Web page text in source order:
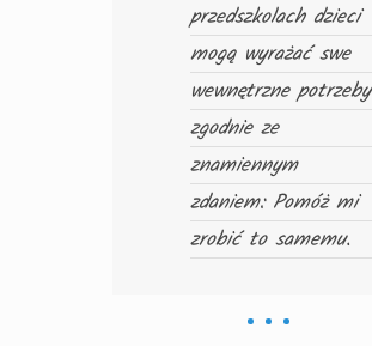
przedszkolach dzieci
mogą wyrażać swe
wewnętrzne potrzeby
zgodnie ze
znamiennym
zdaniem: Pomóż mi
zrobić to samemu.